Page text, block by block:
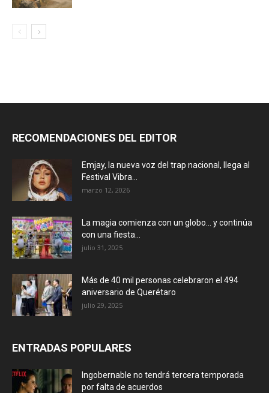
RECOMENDACIONES DEL EDITOR
Emjay, la nueva voz del trap nacional, llega al
Festival Vibra...
marzo 12, 2026
La magia comienza con un globo… y continúa
con una fiesta...
julio 31, 2025
Más de 40 mil personas celebraron el 494
aniversario de Querétaro
julio 29, 2025
ENTRADAS POPULARES
Ingobernable no tendrá tercera temporada
por falta de acuerdos